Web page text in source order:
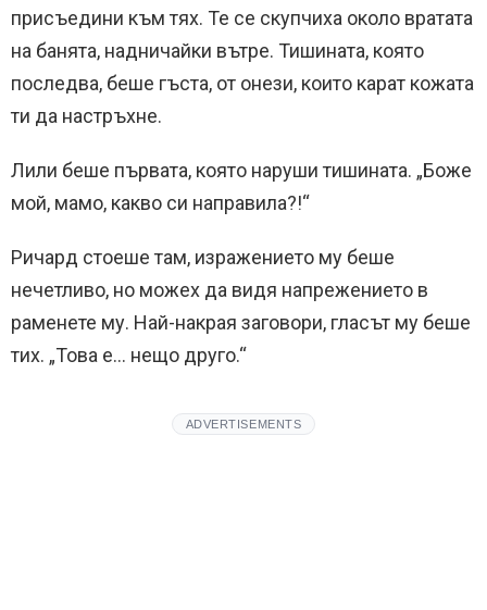
присъедини към тях. Те се скупчиха около вратата
на банята, надничайки вътре. Тишината, която
последва, беше гъста, от онези, които карат кожата
ти да настръхне.
Лили беше първата, която наруши тишината. „Боже
мой, мамо, какво си направила?!“
Ричард стоеше там, изражението му беше
нечетливо, но можех да видя напрежението в
раменете му. Най-накрая заговори, гласът му беше
тих. „Това е… нещо друго.“
ADVERTISEMENTS